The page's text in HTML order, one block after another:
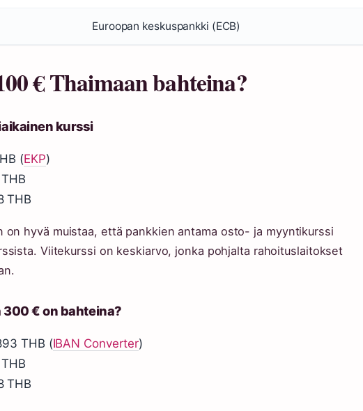
Euroopan keskuspankki (ECB)
€ Thaimaan bahteina?
kurssi
(EKP)
THB
on hyvä muistaa, että pankkien antama osto- ja myyntikurssi
Viitekurssi on keskiarvo, jonka pohjalta rahoituslaitokset
300 € on bahteina?
THB (IBAN Converter)
THB